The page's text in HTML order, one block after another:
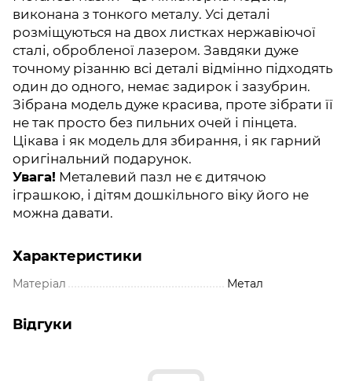
виконана з тонкого металу. Усі деталі
розміщуються на двох листках нержавіючої
сталі, обробленої лазером. Завдяки дуже
точному різанню всі деталі відмінно підходять
один до одного, немає задирок і зазубрин.
Зібрана модель дуже красива, проте зібрати її
не так просто без пильних очей і пінцета.
Цікава і як модель для збирання, і як гарний
оригінальний подарунок.
Увага! Металевий пазл не є дитячою
іграшкою, і дітям дошкільного віку його не
можна давати.
Характеристики
Матеріал Метал
Відгуки